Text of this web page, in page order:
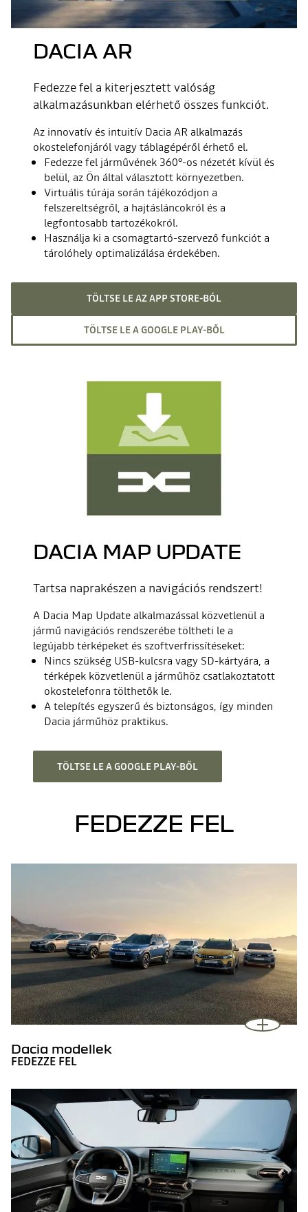
DACIA AR
Fedezze fel a kiterjesztett valóság
alkalmazásunkban elérhető összes funkciót.
Az innovatív és intuitív Dacia AR alkalmazás
okostelefonjáról vagy táblagépéről érhető el.
Fedezze fel járművének 360°-os nézetét kívül és
belül, az Ön által választott környezetben.
Virtuális túrája során tájékozódjon a
felszereltségről, a hajtásláncokról és a
legfontosabb tartozékokról.
Használja ki a csomagtartó-szervező funkciót a
tárolóhely optimalizálása érdekében.
TÖLTSE LE AZ APP STORE-BÓL
TÖLTSE LE A GOOGLE PLAY-BŐL
DACIA MAP UPDATE
Tartsa naprakészen a navigációs rendszert!
A Dacia Map Update alkalmazással közvetlenül a
jármű navigációs rendszerébe töltheti le a
legújabb térképeket és szoftverfrissítéseket:
Nincs szükség USB-kulcsra vagy SD-kártyára, a
térképek közvetlenül a járműhöz csatlakoztatott
okostelefonra tölthetők le.
A telepítés egyszerű és biztonságos, így minden
Dacia járműhöz praktikus.
TÖLTSE LE A GOOGLE PLAY-BŐL
FEDEZZE FEL
Dacia modellek
FEDEZZE FEL